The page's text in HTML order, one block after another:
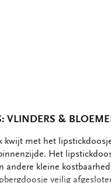
VLINDERS &
kwijt met het
Het
andere kleine
veilig